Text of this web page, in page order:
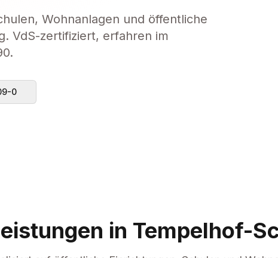
Wohnanlagen und öffentliche
VdS-zertifiziert, erfahren im
0
in Tempelhof-